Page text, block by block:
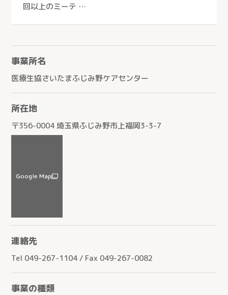
回以上のミーテ …
事業所名
医療生協さいたまふじみ野ケアセンター
所在地
〒356-0004 埼玉県ふじみ野市上福岡3-3-7
Google Map
連絡先
Tel 049-267-1104 / Fax 049-267-0082
事業の種類